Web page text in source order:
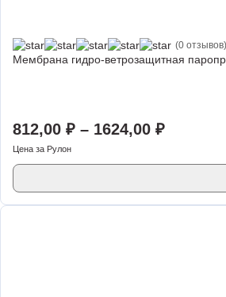
(0 отзывов)
Мембрана гидро-ветрозащитная
812,00 ₽ – 1624,00 ₽
Цена за Рулон